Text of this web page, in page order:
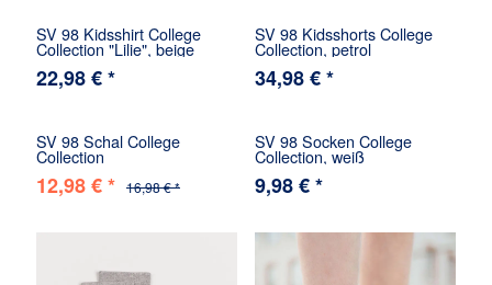
SV 98 Kidsshirt College
Collection "Lilie", beige
22,98 € *
SV 98 Kidsshorts College
Collection, petrol
34,98 € *
SV 98 Schal College
Collection
12,98 € * 16,98 € *
SV 98 Socken College
Collection, weiß
9,98 € *